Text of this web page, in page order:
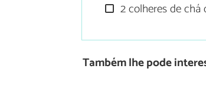
2 colheres de
Também lhe pode